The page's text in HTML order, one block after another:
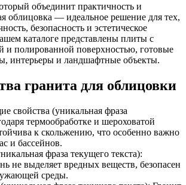
объединит практичность и
облицовка — идеальное решение для тех,
безопасность и эстетическое
каталоге представлены плиты с
и полированной поверхностью, готовые
интерьеры и ландшафтные объекты.
гранита для облицовки
свойства (уникальная фраза
термообработке и шероховатой
к скольжению, что особенно важно
и бассейнов.
фраза текущего текста):
не выделяет вредных веществ, безопасен
среды.